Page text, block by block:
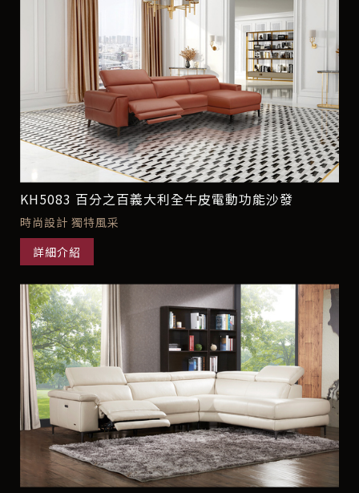
KH5083 百分之百義大利全牛皮電動功能沙發
時尚設計 獨特風采
詳細介紹